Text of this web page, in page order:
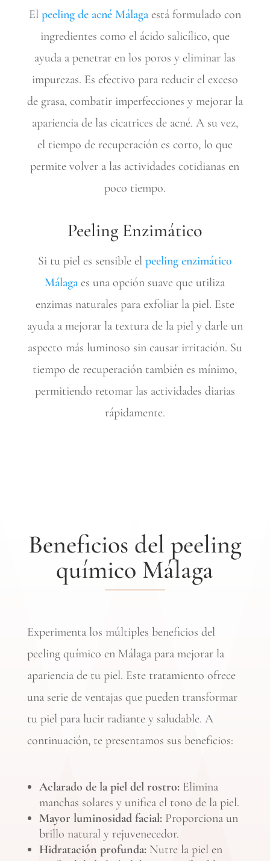
El peelingdeacné Málagaestá formulado con
ingredientes como el ácido salicílico, que
ayuda a penetrar en los poros y eliminar las
impurezas. Es efectivo para reducir el exceso
de grasa, combatir imperfecciones y mejorar la
apariencia de las cicatrices de acné. A su vez,
el tiempo de recuperación es corto, lo que
permite volver a las actividades cotidianas en
poco tiempo.
Peeling Enzimático
Si tu piel es sensible el peelingenzimático
Málaga es una opción suave que utiliza
enzimas naturales para exfoliar la piel. Este
ayuda a mejorar la textura de la piel y darle un
aspecto más luminoso sin causar irritación. Su
tiempo de recuperación también es mínimo,
permitiendo retomar las actividades diarias
rápidamente.
Beneficios del peeling
químico Málaga
Experimenta los múltiples beneficios del
peeling químico en Málaga para mejorar la
apariencia de tu piel. Este tratamiento ofrece
una serie de ventajas que pueden transformar
tu piel para lucir radiante y saludable. A
continuación, te presentamos sus beneficios:
Aclarado de la piel del rostro:Elimina
manchas solares y unifica el tono de la piel.
Mayor luminosidad facial:Proporciona un
brillo natural y rejuvenecedor.
Hidratación profunda:Nutre la piel en